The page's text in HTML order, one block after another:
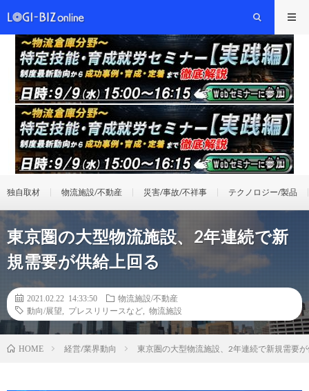
独自取材 物流施設/不動産 災害/事故/不祥事 テクノロジー/製品
東京圏の大型物流施設、2年連続で新
規需要が供給上回る
2021.02.22 14:33:50
物流施設/不動産
動向/展望
プレスリリースなど 物流施設
HOME 経営/業界動向 東京圏の大型物流施設、2年連続で新規需要